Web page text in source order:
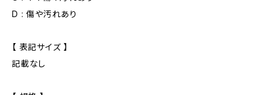
D : 傷や汚れあり
【 表記サイズ 】
記載なし